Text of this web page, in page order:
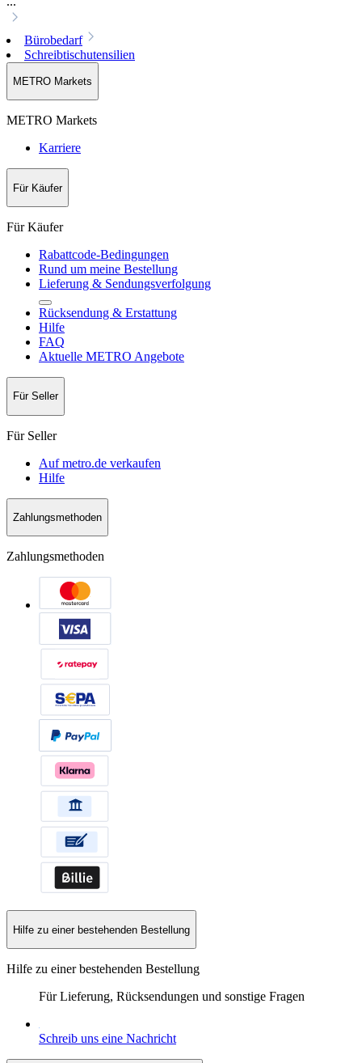
Bürobedarf
Schreibtischutensilien
METRO Markets
METRO Markets
Karriere
Für Käufer
Für Käufer
Rabattcode-Bedingungen
Rund um meine Bestellung
Lieferung & Sendungsverfolgung
Rücksendung & Erstattung
Hilfe
FAQ
Aktuelle METRO Angebote
Für Seller
Für Seller
Auf metro.de verkaufen
Hilfe
Zahlungsmethoden
Zahlungsmethoden
Hilfe zu einer bestehenden Bestellung
Hilfe zu einer bestehenden Bestellung
Für Lieferung, Rücksendungen und sonstige Fragen
Schreib uns eine Nachricht